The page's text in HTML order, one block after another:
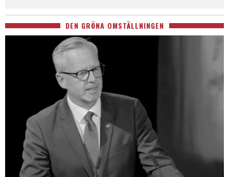
DEN GRÖNA OMSTÄLLNINGEN